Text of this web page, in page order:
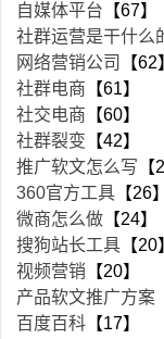
自媒体平台 【67】
社群运营是干什么
网络营销公司
【62
社群电商 【61】
社交电商 【60】
社群裂变 【42】
推广软文怎么写 【
360官方工具 【26】
微商怎么做 【24】
搜狗站长工具 【20
视频营销 【20】
产品软文推广方案
百度百科 【17】